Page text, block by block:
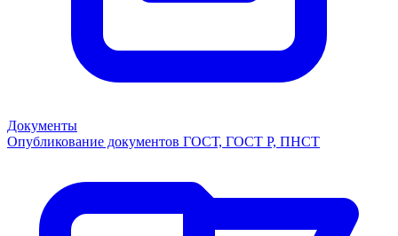
Документы
Опубликование документов ГОСТ, ГОСТ Р, ПНСТ